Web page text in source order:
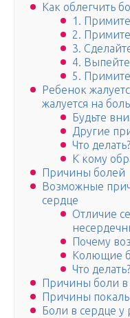
Как облегчить
1.
2.
3.
4.
5.
Ребенок
жалуется на
Будьте
Другие
Что делать?
К кому
Причины болей
Возможные
сердце
Отличие
Почему
Колющие
Что делать?
Причины боли в
Причины
Боли в сердце у